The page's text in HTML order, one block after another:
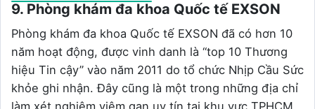
9. Phòng khám đa khoa Quốc tế EXSON
Phòng khám đa khoa Quốc tế EXSON đã có hơn 10
năm hoạt động, được vinh danh là “top 10 Thương
hiệu Tin cậy” vào năm 2011 do tổ chức Nhịp Cầu Sức
khỏe ghi nhận. Đây cũng là một trong những địa chỉ